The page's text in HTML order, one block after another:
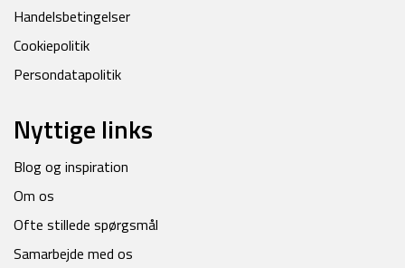
Handelsbetingelser
Cookiepolitik
Persondatapolitik
Nyttige links
Blog og inspiration
Om os
Ofte stillede spørgsmål
Samarbejde med os